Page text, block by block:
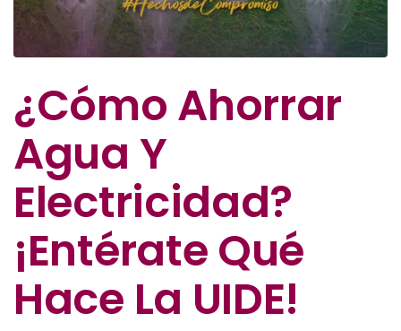
¿Cómo Ahorrar
Agua Y
Electricidad?
¡Entérate Qué
Hace La UIDE!